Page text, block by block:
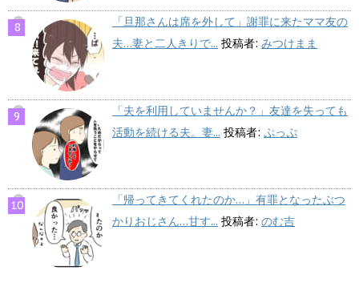
「旦那さんは席を外して」謝罪に来たママ友の
夫…妻と二人きりで... 投稿者: みつけまま
「夫を利用していませんか？」友達を失っても
活動を続ける夫。妻... 投稿者: ぷっぷ
「帰ってきてくれたのか…」有罪となったぶつ
かりおじさん…甘す... 投稿者: のむ吉